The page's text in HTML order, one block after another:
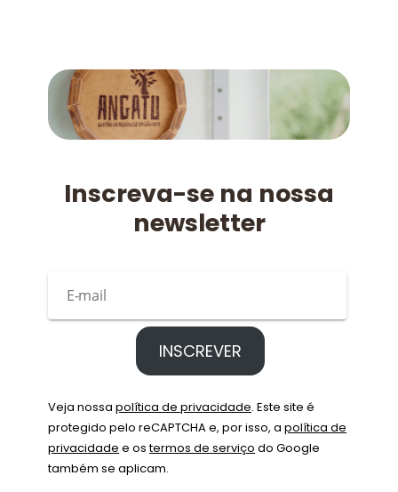
Inscreva-se na nossa
newsletter
INSCREVER
Veja nossapolítica de privacidade. Este site é
protegido pelo reCAPTCHA e, por isso, apolítica de
privacidade e ostermos de serviço do Google
também se aplicam.